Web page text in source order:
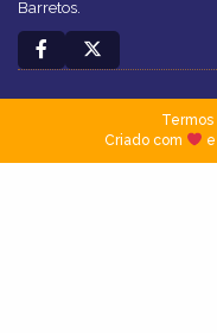
Barretos.
Termos|
Criado com
e